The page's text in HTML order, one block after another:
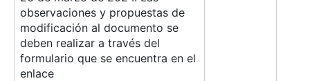
observaciones y propuestas de
modificación al documento se
deben realizar a través del
formulario que se encuentra en el
enlace